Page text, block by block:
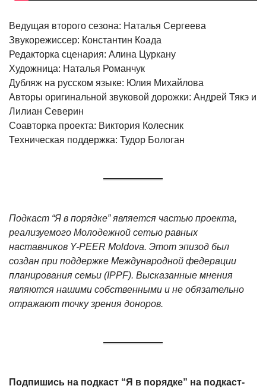
Ведущая второго сезона: Наталья Сергеева
Звукорежиссер: Константин Коада
Редакторка сценария: Алина Цуркану
Художница: Наталья Романчук
Дубляж на русском языке: Юлия Михайлова
Авторы оригинальной звуковой дорожки: Андрей Тякэ и
Лилиан Северин
Соавторка проекта: Виктория Колесник
Техническая поддержка: Тудор Бологан
Подкаст “Я в порядке” является частью проекта,
реализуемого Молодежной сетью равных
наставников Y-PEER Moldova. Этот эпизод был
создан при поддержке Международной федерации
планирования семьи (IPPF). Высказанные мнения
являются нашими собственными и не обязательно
отражают точку зрения доноров.
Подпишись на подкаст “Я в порядке” на подкаст-